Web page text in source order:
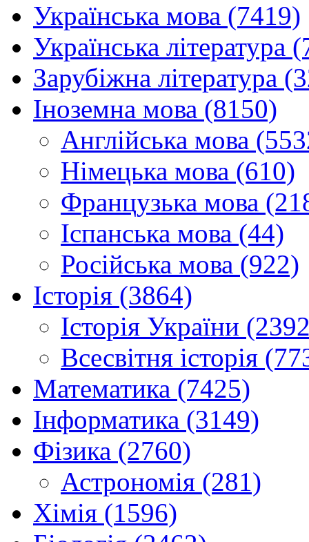
Українська мова (7419)
Українська література
Зарубіжна література
Іноземна мова (8150)
Англійська мова
Німецька мова (610)
Французька мова
Іспанська мова (44)
Російська мова (922)
Історія (3864)
Історія України
Всесвітня історія
Математика (7425)
Інформатика (3149)
Фізика (2760)
Астрономія (281)
Хімія (1596)